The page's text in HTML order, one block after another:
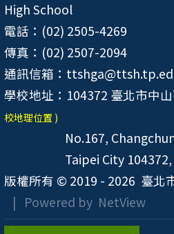
High School
電話：(02) 2505-4269
傳真：(02) 2507-2094
通訊信箱：
學校地址：104372 臺北市中
校地理位置 )
No.167,
Taipei City
版權所有 © 2019 - 2026 臺北
| Powered by NetView